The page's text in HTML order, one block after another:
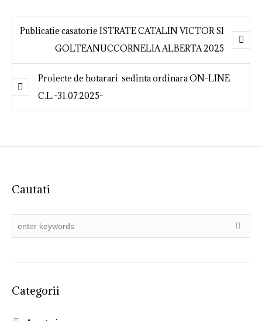
Publicatie casatorie ISTRATE CATALIN VICTOR SI
GOLTEANUCCORNELIA ALBERTA 2025
Proiecte de hotarari sedinta ordinara ON-LINE
C.L.-31.07.2025-
Cautati
Categorii